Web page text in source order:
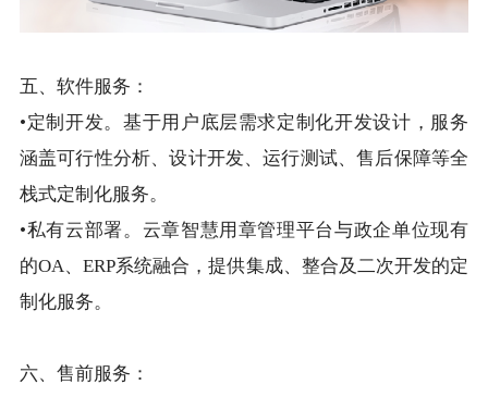
五、软件服务：
•定制开发。基于用户底层需求定制化开发设计，服务
涵盖可行性分析、设计开发、运行测试、售后保障等全
栈式定制化服务。
•私有云部署。云章智慧用章管理平台与政企单位现有
的OA、ERP系统融合，提供集成、整合及二次开发的定
制化服务。
六、售前服务：